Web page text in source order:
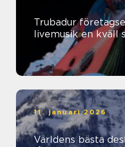
Trubadur
livemusik en kväll
11. januari 2026
Världens bästa